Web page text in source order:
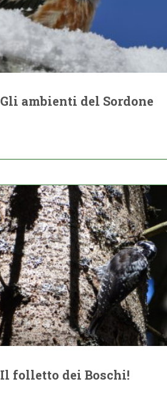
Gli ambienti del Sordone
Il folletto dei Boschi!